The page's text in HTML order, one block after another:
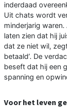
inderdaad
Uit chats wordt
minderjarig
laten zien dat hij
dat ze niet wil,
betaald’. De
beseft dat hij een
spanning en
Voor het leven